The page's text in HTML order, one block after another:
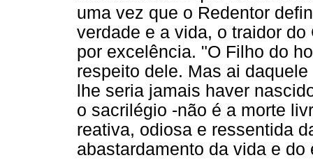
uma vez que o Redentor
verdade e a vida, o traidor
por excelência. "O Filho do
respeito dele. Mas ai
lhe seria jamais haver
o sacrilégio -não é a morte
reativa, odiosa e ressentida
abastardamento da vida e do